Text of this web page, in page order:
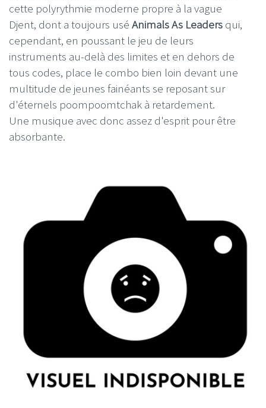
cette polyrythmie moderne propre à la vague
Djent, dont a toujours usé Animals As Leaders qui,
cependant, en poussant le jeu de leurs
instruments au-delà des limites et en dehors de
tous codes, place le combo bien loin devant une
multitude de jeunes fainéants se reposant sur
d'éternels poompoomtchak à retardement.
Une musique avec donc assez d'esprit pour être
absorbante.